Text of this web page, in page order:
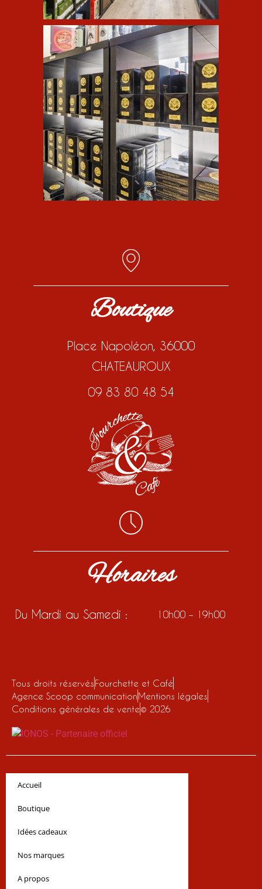
Boutique
Place Napoléon, 36000
CHATEAUROUX
09 83 80 48 54
Horaires
Du Mardi au Samedi : 10h00 – 19h00
Tous droits réservésFourchette et Café
Agence Scoop communicationMentions légales
Conditions générales de vente© 2026
Accueil
Boutique
Idées cadeaux
Nos marques
A propos